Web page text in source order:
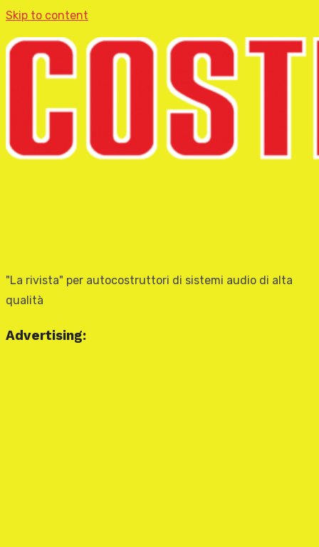
Skip to content
"La rivista" per autocostruttori di sistemi audio di alta
qualità
Advertising: